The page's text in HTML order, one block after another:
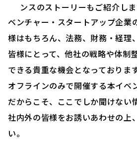
ンスのストーリーもご紹介しま
ベンチャー・スタートアップ企業
様はもちろん、法務、財務・経理
皆様にとって、他社の戦略や体制
できる貴重な機会となっております
オフラインのみで開催する本イベ
だからこそ、ここでしか聞けない
社内外の皆様をお誘いあわせの上
い。